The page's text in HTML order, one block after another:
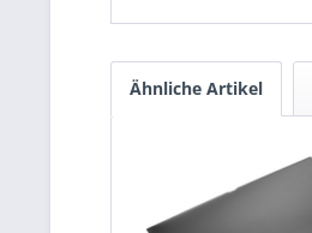
Ähnliche Artikel